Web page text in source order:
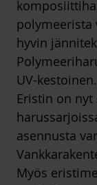
polymeerista
hyvin
UV-kestoinen.
Eristin on nyt
asennusta
Myös